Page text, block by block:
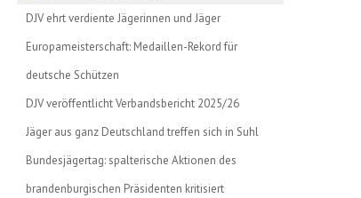
DJV ehrt verdiente Jägerinnen und Jäger
Europameisterschaft: Medaillen-Rekord für
deutsche Schützen
DJV veröffentlicht Verbandsbericht 2025/26
Jäger aus ganz Deutschland treffen sich in Suhl
Bundesjägertag: spalterische Aktionen des
brandenburgischen Präsidenten kritisiert